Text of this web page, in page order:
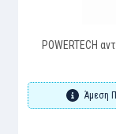
POWERTECH
Άμεση